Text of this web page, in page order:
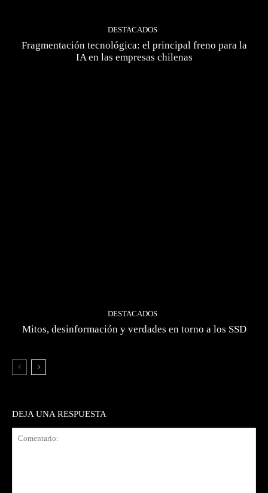
DESTACADOS
Fragmentación tecnológica: el principal freno para la
IA en las empresas chilenas
DESTACADOS
Mitos, desinformación y verdades en torno a los SSD
DEJA UNA RESPUESTA